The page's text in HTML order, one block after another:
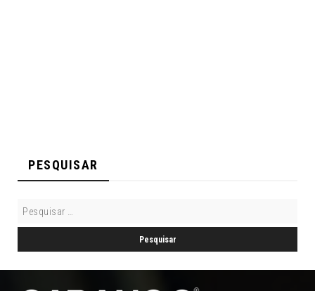
PESQUISAR